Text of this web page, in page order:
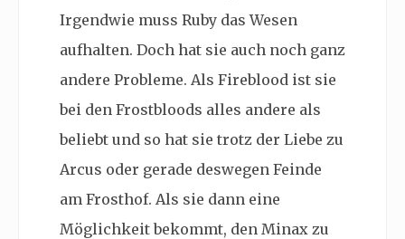
Irgendwie muss Ruby das Wesen
aufhalten. Doch hat sie auch noch ganz
andere Probleme. Als Fireblood ist sie
bei den Frostbloods alles andere als
beliebt und so hat sie trotz der Liebe zu
Arcus oder gerade deswegen Feinde
am Frosthof. Als sie dann eine
Möglichkeit bekommt, den Minax zu